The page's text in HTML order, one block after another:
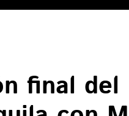
final del